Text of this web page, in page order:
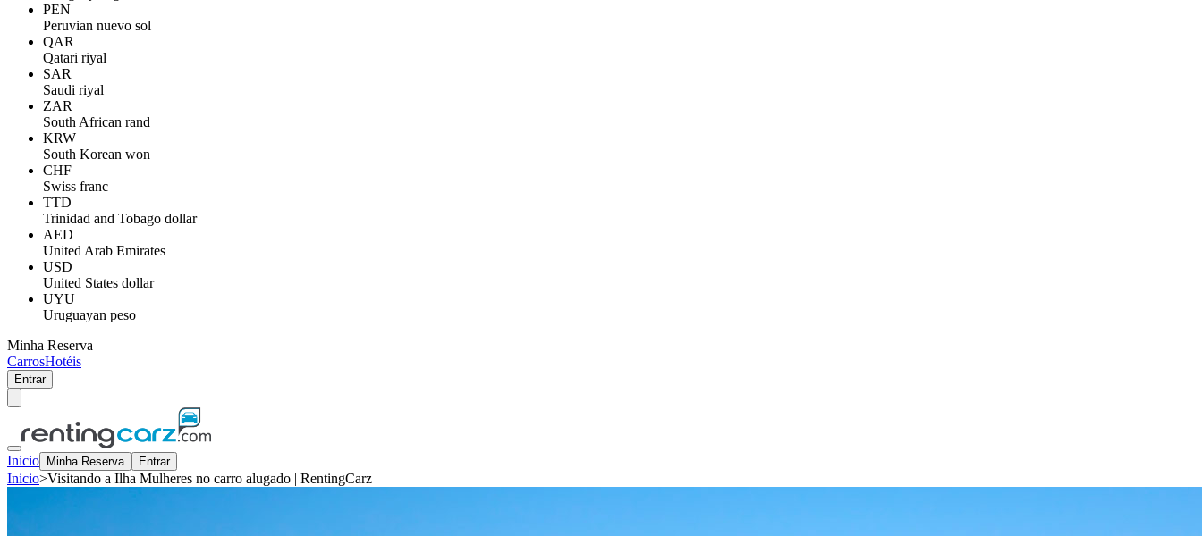
PEN
Peruvian nuevo sol
QAR
Qatari riyal
SAR
Saudi riyal
ZAR
South African rand
KRW
South Korean won
CHF
Swiss franc
TTD
Trinidad and Tobago dollar
AED
United Arab Emirates
USD
United States dollar
UYU
Uruguayan peso
Minha Reserva
CarrosHotéis
Entrar
Inicio Minha Reserva Entrar
Inicio>Visitando a Ilha Mulheres no carro alugado | RentingCarz